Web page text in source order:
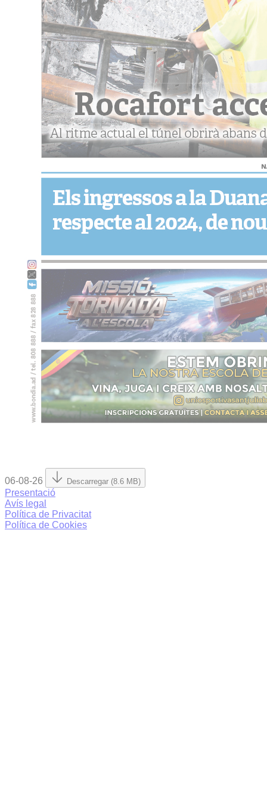
06-08-26 Descarregar (8.6 MB)
Presentació
Avís legal
Política de Privacitat
Política de Cookies